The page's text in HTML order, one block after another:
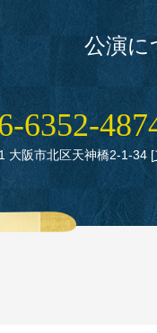
公演に
大阪市北区天神橋2‑1‑34[